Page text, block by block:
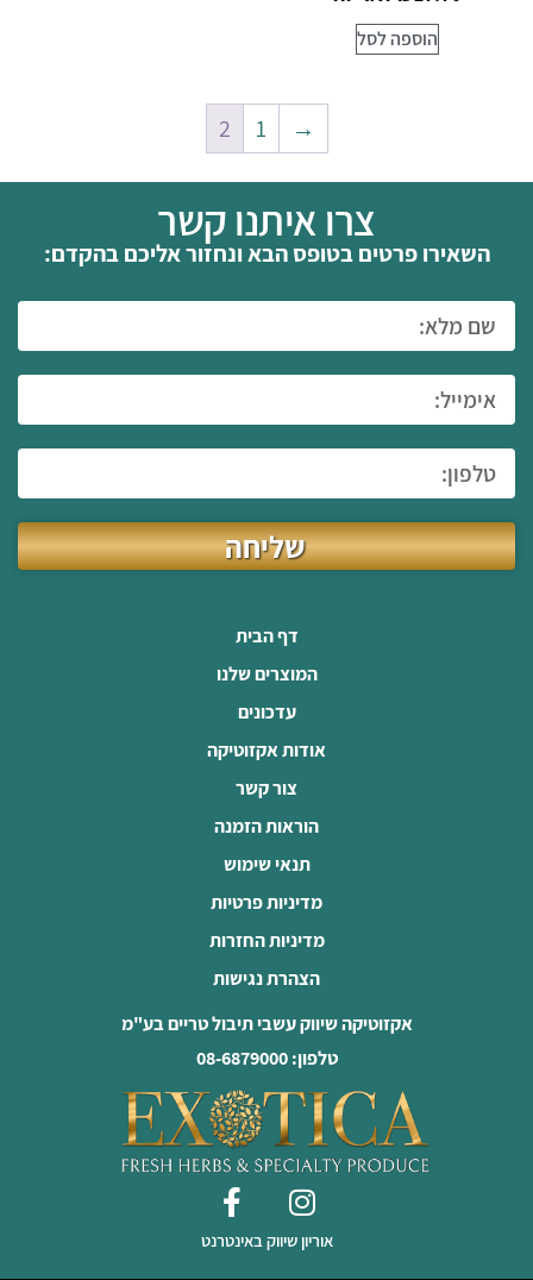
הוספה לסל
→
1
2
צרו איתנו קשר
השאירו פרטים בטופס הבא ונחזור אליכם בהקדם:
שליחה
דף הבית
המוצרים שלנו
עדכונים
אודות אקזוטיקה
צור קשר
הוראות הזמנה
תנאי שימוש
מדיניות פרטיות
מדיניות החזרות
הצהרת נגישות
אקזוטיקה שיווק עשבי תיבול טריים בע"מ
טלפון: 08-6879000
אוריון שיווק באינטרנט